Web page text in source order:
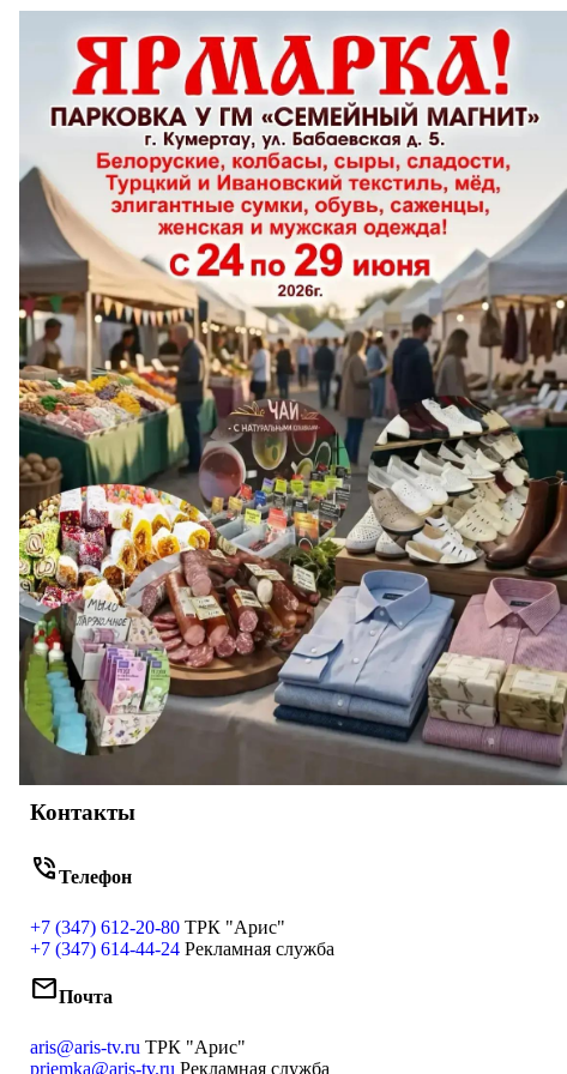
Контакты
phone_in_talkТелефон
+7 (347) 612-20-80 ТРК "Арис"
+7 (347) 614-44-24 Рекламная служба
mailПочта
aris@aris-tv.ru ТРК "Арис"
priemka@aris-tv.ru Рекламная служба